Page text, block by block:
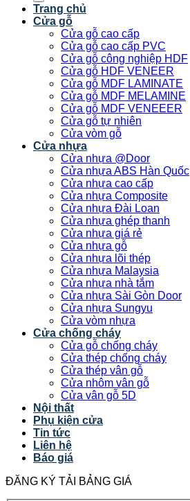
Trang chủ
Cửa gỗ
Cửa gỗ cao cấp
Cửa gỗ cao cấp PVC
Cửa gỗ công nghiệp HDF
Cửa gỗ HDF VENEER
Cửa gỗ MDF LAMINATE
Cửa gỗ MDF MELAMINE
Cửa gỗ MDF VENEEER
Cửa gỗ tự nhiên
Cửa vòm gỗ
Cửa nhựa
Cửa nhựa @Door
Cửa nhựa ABS Hàn Quốc
Cửa nhựa cao cấp
Cửa nhựa Composite
Cửa nhựa Đài Loan
Cửa nhựa ghép thanh
Cửa nhựa giá rẻ
Cửa nhựa gỗ
Cửa nhựa lõi thép
Cửa nhựa Malaysia
Cửa nhựa nhà tắm
Cửa nhựa Sài Gòn Door
Cửa nhựa Sungyu
Cửa vòm nhựa
Cửa chống cháy
Cửa gỗ chống cháy
Cửa thép chống cháy
Cửa thép vân gỗ
Cửa nhôm vân gỗ
Cửa vân gỗ 5D
Nội thất
Phụ kiện cửa
Tin tức
Liên hệ
Báo giá
ĐĂNG KÝ TẢI BẢNG GIÁ